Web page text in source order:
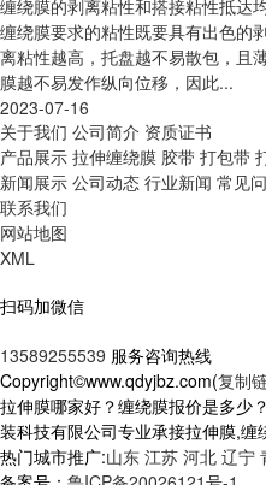
缠绕膜的剥离粘性和搭接粘性抵达
缠绕膜要求的粘性既要具有出色的
离粘性越高，托盘越不易散包，且
膜越不易发作纵向位移，因此...
2023-07-16
关于我们 公司简介 资质证书
产品展示 拉伸缠绕膜 胶带 打包带
新闻展示 公司动态 行业新闻 常见
联系我们
网站地图
XML
扫码加微信
13589255539 服务咨询热线
Copyright©www.qdyjbz.com(复制
拉伸膜哪家好？缠绕膜报价是多少
装科技有限公司专业承接拉伸膜,
热门城市推广:山东 江苏 河北 辽宁